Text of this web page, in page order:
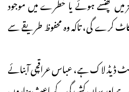
کرے گی، تاکہ وہ محفوظ طریقے سے
ڈیڈ لاک ہے، عباس عراقچی آبنائے